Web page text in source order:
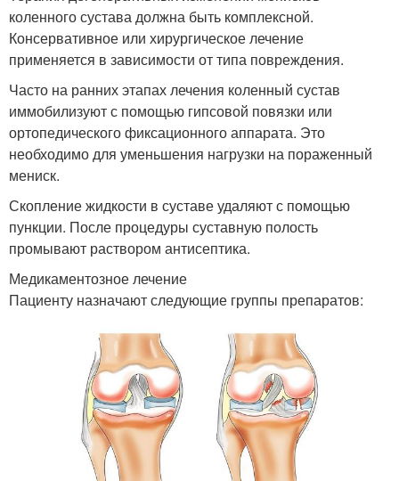
коленного сустава должна быть комплексной.
Консервативное или хирургическое лечение
применяется в зависимости от типа повреждения.
Часто на ранних этапах лечения коленный сустав
иммобилизуют с помощью гипсовой повязки или
ортопедического фиксационного аппарата. Это
необходимо для уменьшения нагрузки на пораженный
мениск.
Скопление жидкости в суставе удаляют с помощью
пункции. После процедуры суставную полость
промывают раствором антисептика.
Медикаментозное лечение
Пациенту назначают следующие группы препаратов: